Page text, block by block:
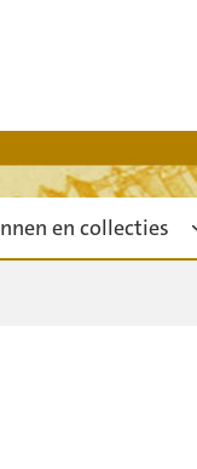
en collecties